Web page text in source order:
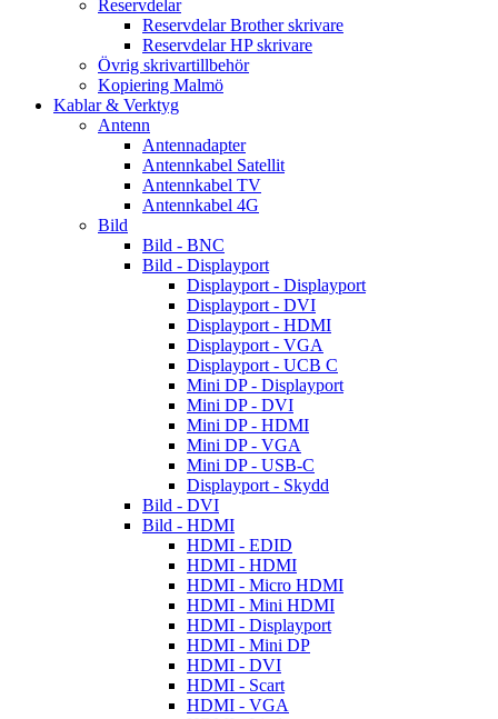
Reservdelar
Reservdelar Brother skrivare
Reservdelar HP skrivare
Övrig skrivartillbehör
Kopiering Malmö
Kablar & Verktyg
Antenn
Antennadapter
Antennkabel Satellit
Antennkabel TV
Antennkabel 4G
Bild
Bild - BNC
Bild - Displayport
Displayport - Displayport
Displayport - DVI
Displayport - HDMI
Displayport - VGA
Displayport - UCB C
Mini DP - Displayport
Mini DP - DVI
Mini DP - HDMI
Mini DP - VGA
Mini DP - USB-C
Displayport - Skydd
Bild - DVI
Bild - HDMI
HDMI - EDID
HDMI - HDMI
HDMI - Micro HDMI
HDMI - Mini HDMI
HDMI - Displayport
HDMI - Mini DP
HDMI - DVI
HDMI - Scart
HDMI - VGA